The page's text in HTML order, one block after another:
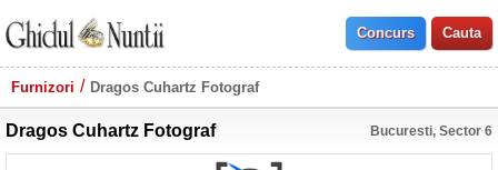
Furnizori Dragos Cuhartz Fotograf
Dragos Cuhartz Fotograf Bucuresti, Sector 6